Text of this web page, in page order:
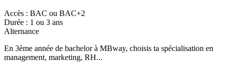
Accès : BAC ou BAC+2
Durée : 1 ou 3 ans
Alternance
En 3ème année de bachelor à MBway, choisis ta spécialisation en
management, marketing, RH...